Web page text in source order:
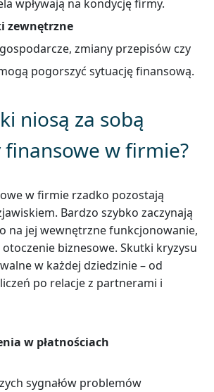
wpływają na kondycję firmy.
zewnętrzne
zmiany przepisów czy
pogorszyć sytuację finansową.
niosą za sobą
w firmie?
w firmie rzadko pozostają
Bardzo szybko zaczynają
na jej wewnętrzne funkcjonowanie,
otoczenie biznesowe. Skutki kryzysu
w każdej dziedzinie – od
po relacje z partnerami i
w płatnościach
sygnałów problemów